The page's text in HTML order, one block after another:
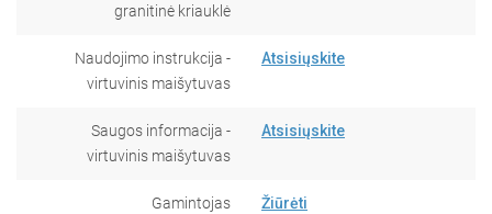
granitinė kriauklė
Naudojimo instrukcija -
virtuvinis maišytuvas
Atsisiųskite
Saugos informacija -
virtuvinis maišytuvas
Atsisiųskite
Gamintojas Žiūrėti